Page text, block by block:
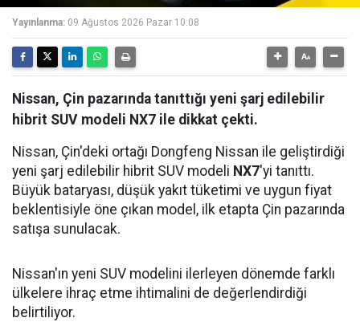
Yayınlanma: 09 Ağustos 2026 Pazar 10:08
Nissan, Çin pazarında tanıttığı yeni şarj edilebilir
hibrit SUV modeli NX7 ile dikkat çekti.
Nissan, Çin'deki ortağı Dongfeng Nissan ile geliştirdiği
yeni şarj edilebilir hibrit SUV modeli NX7'yi tanıttı.
Büyük bataryası, düşük yakıt tüketimi ve uygun fiyat
beklentisiyle öne çıkan model, ilk etapta Çin pazarında
satışa sunulacak.
Nissan'ın yeni SUV modelini ilerleyen dönemde farklı
ülkelere ihraç etme ihtimalini de değerlendirdiği
belirtiliyor.